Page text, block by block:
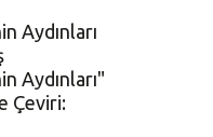
Aydınları
Aydınları"
Çeviri: